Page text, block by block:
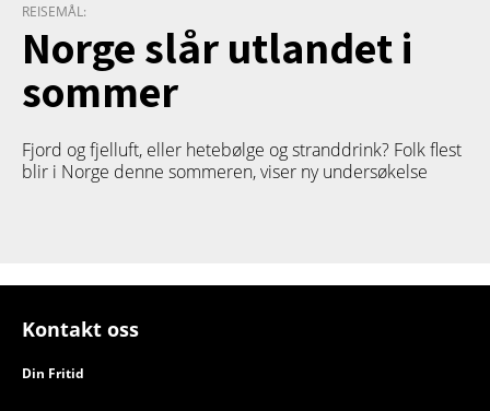
REISEMÅL:
Norge slår utlandet i
sommer
Fjord og fjelluft, eller hetebølge og stranddrink? Folk flest
blir i Norge denne sommeren, viser ny undersøkelse
Kontakt oss
Din Fritid